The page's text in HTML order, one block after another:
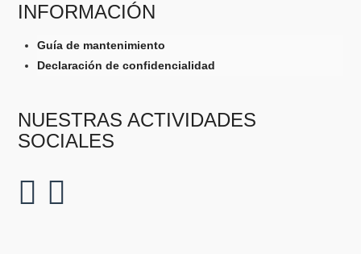
INFORMACIÓN
Guía de mantenimiento
Declaración de confidencialidad
NUESTRAS ACTIVIDADES
SOCIALES